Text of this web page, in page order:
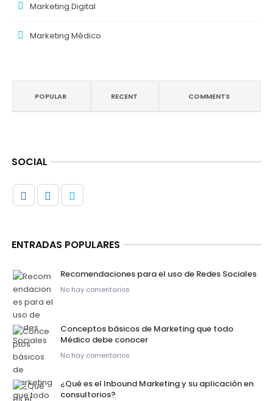
Marketing Digital
Marketing Médico
POPULAR RECENT COMMENTS
SOCIAL
ENTRADAS POPULARES
Recomendaciones para el uso de Redes Sociales
No hay comentarios
Conceptos básicos de Marketing que todo
Médico debe conocer
No hay comentarios
¿Qué es el Inbound Marketing y su aplicación en
consultorios?